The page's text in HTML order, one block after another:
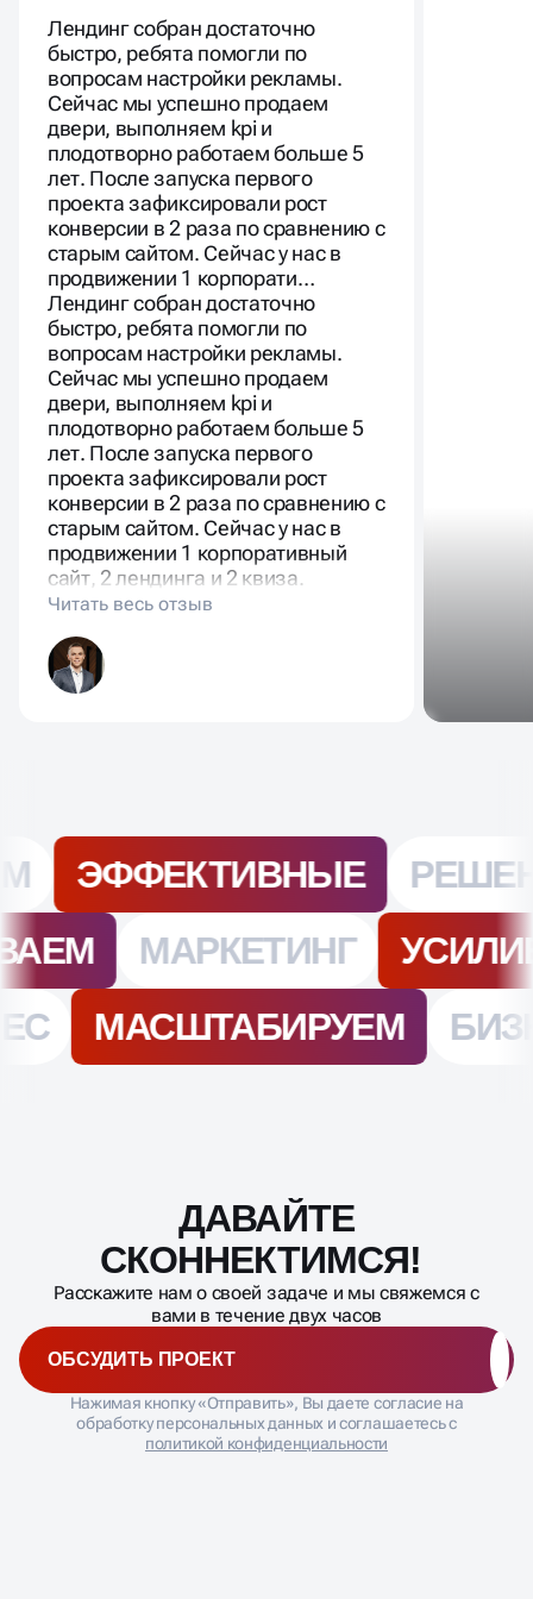
центр №1»
Лендинг собран достаточно
быстро, ребята помогли по
вопросам настройки рекламы.
Сейчас мы успешно продаем
двери, выполняем kpi и
плодотворно работаем больше 5
лет. После запуска первого
проекта зафиксировали рост
конверсии в 2 раза по сравнению с
старым сайтом. Сейчас у нас в
продвижении 1 корпорати…
Лендинг собран достаточно
быстро, ребята помогли по
вопросам настройки рекламы.
Сейчас мы успешно продаем
двери, выполняем kpi и
плодотворно работаем больше 5
лет. После запуска первого
проекта зафиксировали рост
конверсии в 2 раза по сравнению с
старым сайтом. Сейчас у нас в
продвижении 1 корпоративный
сайт, 2 лендинга и 2 квиза.
Масштабирование
процесса
ДАВАЙТЕ
СКОННЕКТИМСЯ
Расскажите нам о своей задаче и мы свяжемся с
вами в течение двух часов
ОБСУДИТЬ ПРОЕКТ
Нажимая кнопку «Отправить», Вы даете согласие на
обработку персональных данных и соглашаетесь с